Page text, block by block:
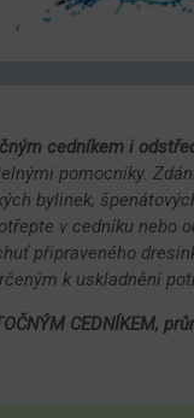
cedníkem i
pomocníky.
bylinek,
v cedníku nebo
připraveného
k uskladnění
CEDNÍKEM,